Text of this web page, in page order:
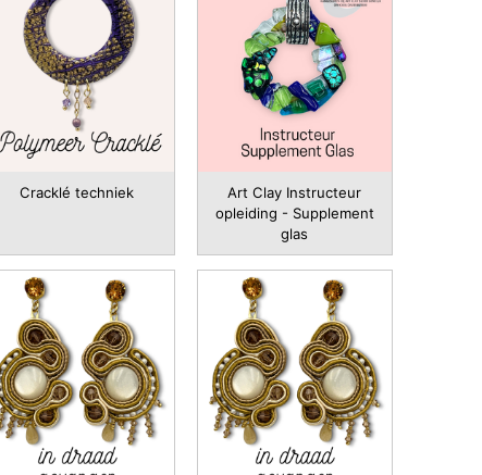
Cracklé techniek
Art Clay Instructeur
opleiding - Supplement
glas